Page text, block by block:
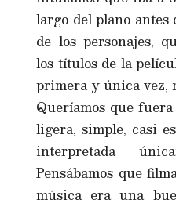
largo del plano antes
de los personajes,
los títulos de la
primera y única vez,
Queríamos que
ligera, simple, casi
interpretada
Pensábamos que
música era una